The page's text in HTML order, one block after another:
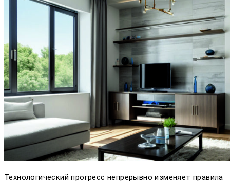
Технологический прогресс непрерывно изменяет правила